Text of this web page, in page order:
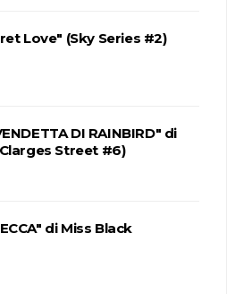
Love" (Sky Series #2)
DI RAINBIRD" di
Street #6)
di Miss Black